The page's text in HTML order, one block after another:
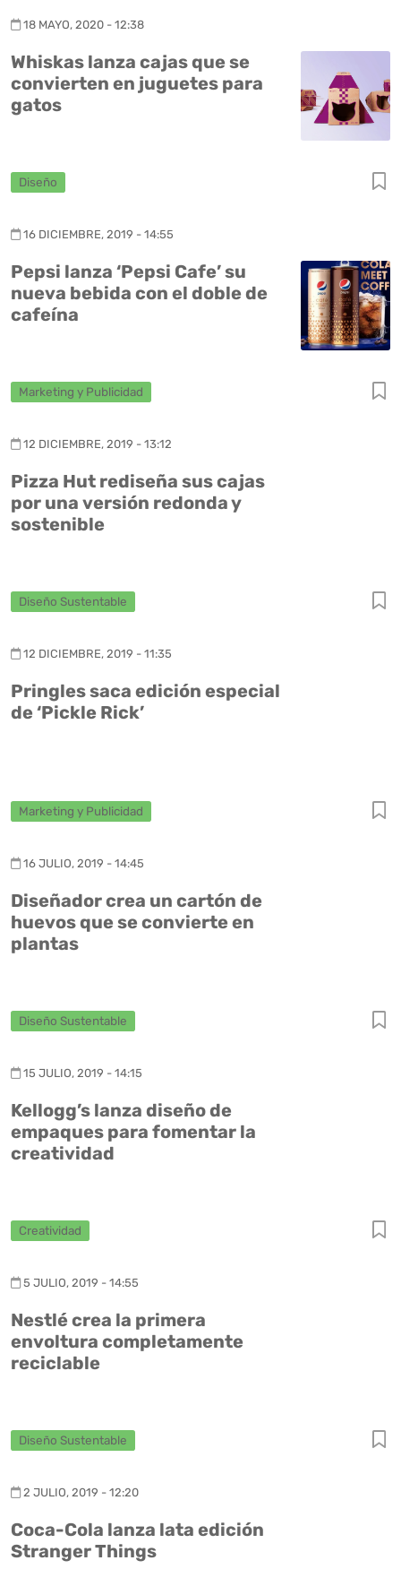
18 MAYO, 2020 - 12:38
Whiskas lanza cajas que se
convierten en juguetes para
gatos
Diseño
16 DICIEMBRE, 2019 - 14:55
Pepsi lanza ‘Pepsi Cafe’ su
nueva bebida con el doble de
cafeína
Marketing y Publicidad
12 DICIEMBRE, 2019 - 13:12
Pizza Hut rediseña sus cajas
por una versión redonda y
sostenible
Diseño Sustentable
12 DICIEMBRE, 2019 - 11:35
Pringles saca edición especial
de ‘Pickle Rick’
Marketing y Publicidad
16 JULIO, 2019 - 14:45
Diseñador crea un cartón de
huevos que se convierte en
plantas
Diseño Sustentable
15 JULIO, 2019 - 14:15
Kellogg’s lanza diseño de
empaques para fomentar la
creatividad
Creatividad
5 JULIO, 2019 - 14:55
Nestlé crea la primera
envoltura completamente
reciclable
Diseño Sustentable
2 JULIO, 2019 - 12:20
Coca-Cola lanza lata edición
Stranger Things